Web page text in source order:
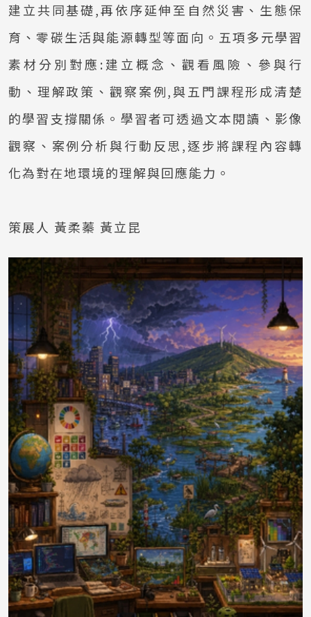
建立共同基礎,再依序延伸至自然災害、生態保
育、零碳生活與能源轉型等面向。五項多元學習
素材分別對應:建立概念、觀看風險、參與行
動、理解政策、觀察案例,與五門課程形成清楚
的學習支撐關係。學習者可透過文本閱讀、影像
觀察、案例分析與行動反思,逐步將課程內容轉
化為對在地環境的理解與回應能力。
策展人 黃柔蓁 黃立昆